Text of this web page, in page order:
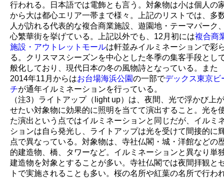
行われる。日本語では電飾とも言う。対象物は小は個人の
から大は都心エリア一帯まで様々。上記のリストでは、多
人が訪れる代表的な複合商業施設、遊園地・テーマパーク
心繁華街を挙げている。上記以外でも、12月初には複合商
施設・アウトレットモールは軒並みイルミネーションで彩
る。クリスマスシーズンを中心とした冬季の集客手段とし
般化しており、現代日本の冬の風物詩となっている。また
2014年11月からはお台場海浜公園の一部でデックス東京ビ
チが通年イルミネーションを行っている。
（注3）ライトアップ（light up）は、夜間、光で浮かび上
せたい対象物に効果的に照明を当てて演出すること。光を
た演出という点ではイルミネーションと同じだが、イルミ
ションは自ら発光し、ライトアップは光を受けて間接的に
点で異なっている。対象物は、寺社仏閣・城・洋館などの
的建造物、橋、タワーなど。イルミネーションと異なり単
建造物を対象とすることが多い。寺社仏閣では夜間拝観と
トで実施されることも多い。桜の名所や紅葉の名所で行わ